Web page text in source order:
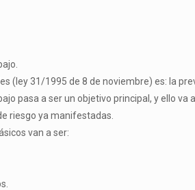
(ley 31/1995 de 8 de noviembre) es: la
pasa a ser un objetivo principal, y ello
riesgo ya manifestadas.
van a ser: